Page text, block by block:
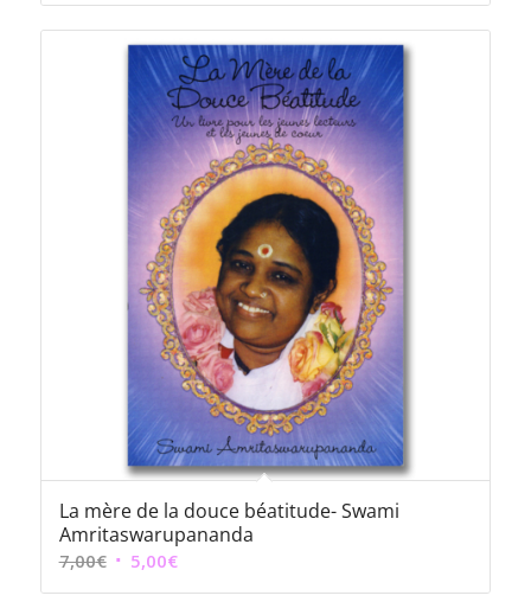
initial
était :
10,00€.
actuel
est :
5,00€.
La mère de la douce béatitude- Swami
Amritaswarupananda
7,00€ Le
prix
5,00€Le
prix